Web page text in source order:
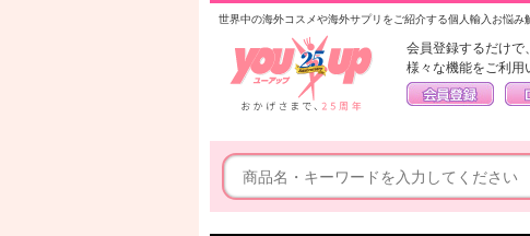
世界中の海外コスメや海外サプリをご紹介する個人輸入お悩み
会員登録するだけで
様々な機能をご利用